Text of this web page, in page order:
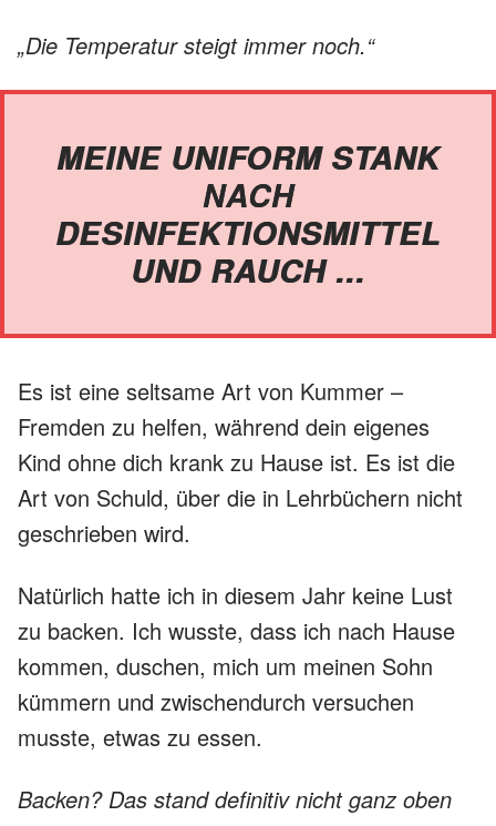
„Die Temperatur steigt immer noch.“
MEINE UNIFORM STANK
NACH
DESINFEKTIONSMITTEL
UND RAUCH ...
Es ist eine seltsame Art von Kummer –
Fremden zu helfen, während dein eigenes
Kind ohne dich krank zu Hause ist. Es ist die
Art von Schuld, über die in Lehrbüchern nicht
geschrieben wird.
Natürlich hatte ich in diesem Jahr keine Lust
zu backen. Ich wusste, dass ich nach Hause
kommen, duschen, mich um meinen Sohn
kümmern und zwischendurch versuchen
musste, etwas zu essen.
Backen? Das stand definitiv nicht ganz oben